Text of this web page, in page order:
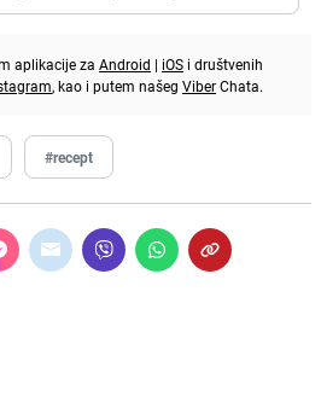
aplikacije za Android | iOS i društvenih
, kao i putem našeg ViberChata.
#recept